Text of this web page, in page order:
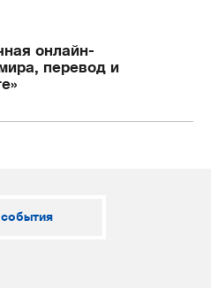
онлайн-
перевод и